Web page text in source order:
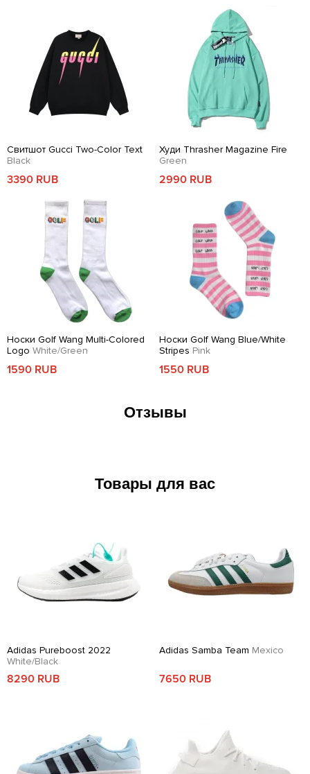
Свитшот Gucci Two-Color Text
Black
3390 RUB
Худи Thrasher Magazine Fire
Green
2990 RUB
Носки Golf Wang Multi-Colored
Logo White/Green
1590 RUB
Носки Golf Wang Blue/White
Stripes Pink
1550 RUB
Отзывы
Товары для вас
Adidas Pureboost 2022
White/Black
8290 RUB
Adidas Samba Team Mexico
7650 RUB